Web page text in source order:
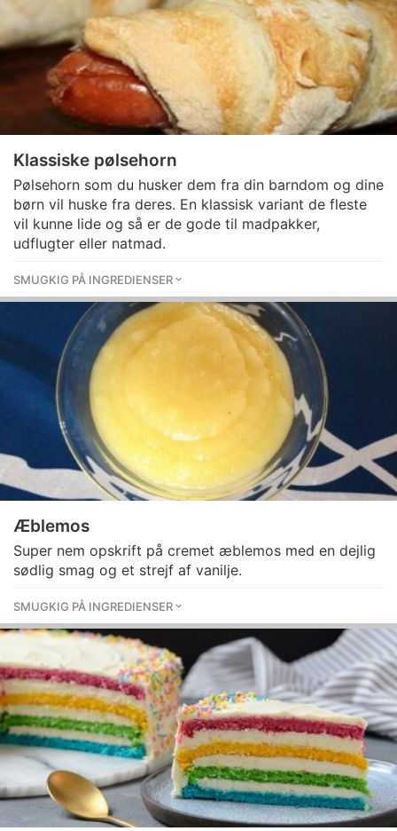
Klassiske pølsehorn
Pølsehorn som du husker dem fra din barndom og dine
børn vil huske fra deres. En klassisk variant de fleste
vil kunne lide og så er de gode til madpakker,
udflugter eller natmad.
SMUGKIG PÅ INGREDIENSER
Æblemos
Super nem opskrift på cremet æblemos med en dejlig
sødlig smag og et strejf af vanilje.
SMUGKIG PÅ INGREDIENSER